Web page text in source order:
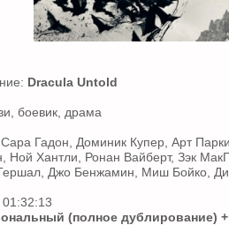
Dracula Untold
боевик, драма
Гадон, Доминик Купер, Арт
Ной Хантли, Ронан Вайберт, Зэк
Гершал, Джо Бенжамин, Миш Бойко,
01:32:13
(полное дублирование)